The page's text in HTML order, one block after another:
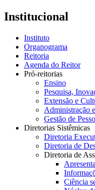
Institucional
Instituto
Organograma
Reitoria
Agenda do Reitor
Pró-reitorias
Ensino
Pesquisa,
Extensão e
Administração
Gestão de
Diretorias Sistêmicas
Diretoria
Diretoria de
Diretoria de
Ciência